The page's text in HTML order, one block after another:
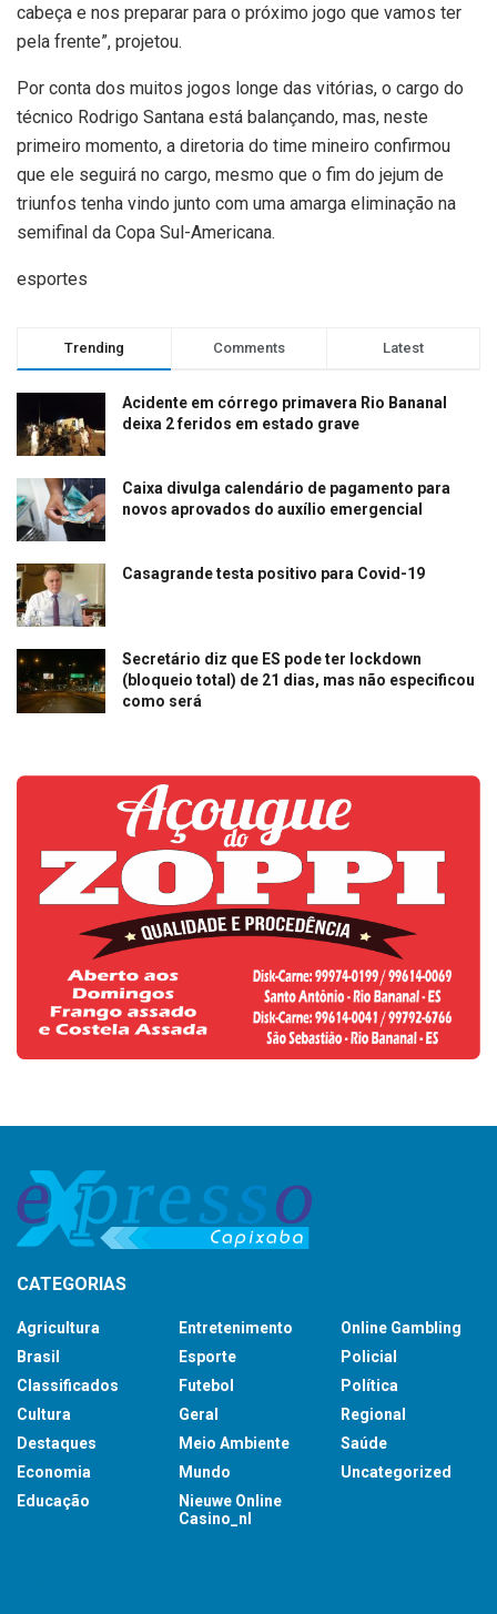
cabeça e nos preparar para o próximo jogo que vamos ter
pela frente”, projetou.
Por conta dos muitos jogos longe das vitórias, o cargo do
técnico Rodrigo Santana está balançando, mas, neste
primeiro momento, a diretoria do time mineiro confirmou
que ele seguirá no cargo, mesmo que o fim do jejum de
triunfos tenha vindo junto com uma amarga eliminação na
semifinal da Copa Sul-Americana.
esportes
Trending Comments Latest
Acidente em córrego primavera Rio Bananal
deixa 2 feridos em estado grave
Caixa divulga calendário de pagamento para
novos aprovados do auxílio emergencial
Casagrande testa positivo para Covid-19
Secretário diz que ES pode ter lockdown
(bloqueio total) de 21 dias, mas não especificou
como será
CATEGORIAS
Agricultura
Brasil
Classificados
Cultura
Destaques
Economia
Educação
Entretenimento
Esporte
Futebol
Geral
Meio Ambiente
Mundo
Nieuwe Online
Casino_nl
Online Gambling
Policial
Política
Regional
Saúde
Uncategorized